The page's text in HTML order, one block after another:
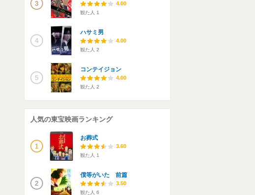
3 4.00
観た人 1
4
ハサミ男
4.00
観た人 2
5
コンテイジョン
4.00
観た人 2
人気の東宝映画ランキング
1
お葬式
3.60
観た人 1
2
僕等がいた 前篇
3.50
観た人 6